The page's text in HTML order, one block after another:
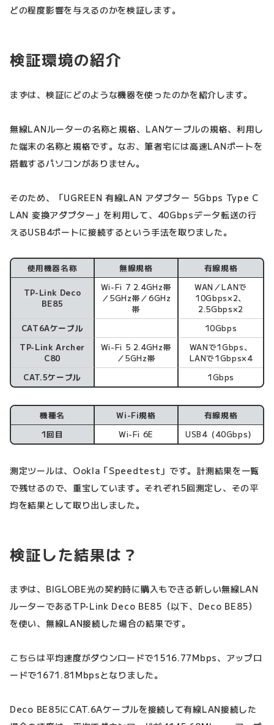
どの程度影響を与えるのかを検証します。
検証環境の紹介
まずは、検証にどのような機器を使ったのかを紹介します。
無線LANルーターの名称と規格、LANケーブルの規格、利用し
た端末の名称と規格です。なお、筆者宅には高速LANポートを
搭載するパソコンがありません。
そのため、「UGREEN 有線LAN アダプター 5Gbps Type C
LAN 変換アダプター」を利用して、40Gbpsデータ転送の行
えるUSB4ポートに接続するという手法を取りました。
使用機器名称 無線規格 有線規格
TP-Link Deco
BE85
Wi-Fi 7 2.4GHz帯
／5GHz帯／6GHz
帯
WAN／LANで
10Gbps×2、
2.5Gbps×2
CAT6Aケーブル
10Gbps
TP-Link Archer
C80
Wi-Fi 5 2.4GHz帯
／5GHz帯
WANで1Gbps、
LANで1Gbps×4
CAT.5ケーブル
1Gbps
機種名 Wi-Fi規格
有線規格
1回目
Wi-Fi 6E USB4（40Gbps）
測定ツールは、Ookla「Speedtest」です。計測結果を一覧
で残せるので、重宝しています。それぞれ5回測定し、その平
均を結果として取り出しました。
検証した結果は？
まずは、BIGLOBE光の契約時に購入もできる新しい無線LAN
ルーターであるTP-Link Deco BE85（以下、Deco BE85）
を使い、無線LAN接続した場合の結果です。
こちらは平均速度がダウンロードで1516.77Mbps、アップロ
ードで1671.81Mbpsとなりました。
Deco BE85にCAT.6Aケーブルを接続して有線LAN接続した